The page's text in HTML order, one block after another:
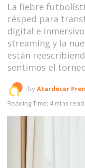
La fiebre
césped para
digital e
streaming y la
están
sentimos el
byAtardecer
Reading Time: 4 mins read